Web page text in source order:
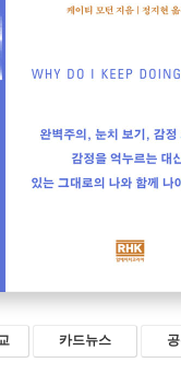
카드뉴스